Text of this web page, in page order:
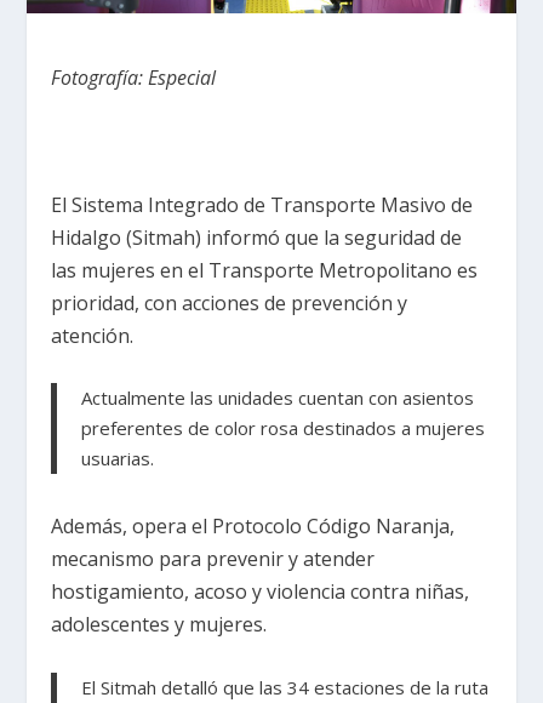
Fotografía: Especial
El Sistema Integrado de Transporte Masivo de
Hidalgo (Sitmah) informó que la seguridad de
las mujeres en el Transporte Metropolitano es
prioridad, con acciones de prevención y
atención.
Actualmente las unidades cuentan con asientos
preferentes de color rosa destinados a mujeres
usuarias.
Además, opera el Protocolo Código Naranja,
mecanismo para prevenir y atender
hostigamiento, acoso y violencia contra niñas,
adolescentes y mujeres.
El Sitmah detalló que las 34 estaciones de la ruta